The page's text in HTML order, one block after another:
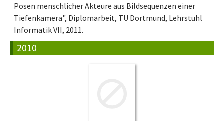
Posen menschlicher Akteure aus Bildsequenzen einer
Tiefenkamera", Diplomarbeit, TU Dortmund, Lehrstuhl
Informatik VII, 2011.
2010